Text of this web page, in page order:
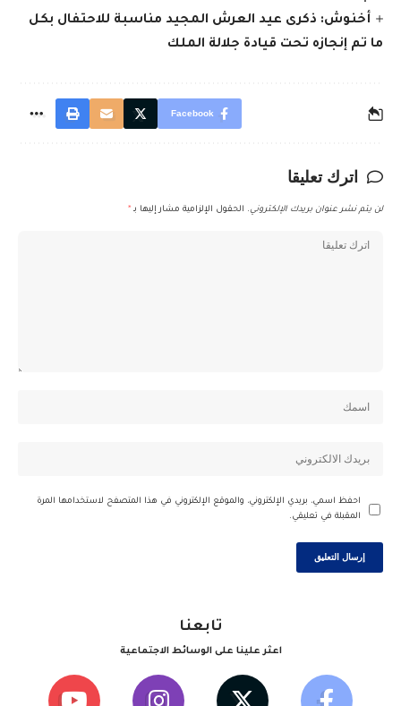
أخنوش: ذكرى عيد العرش المجيد مناسبة للاحتفال بكل
ما تم إنجازه تحت قيادة جلالة الملك
Facebook
اترك تعليقا
لن يتم نشر عنوان بريدك الإلكتروني. الحقول الإلزامية مشار إليها بـ *
احفظ اسمي، بريدي الإلكتروني، والموقع الإلكتروني في هذا المتصفح لاستخدامها المرة
المقبلة في تعليقي.
تابعنا
اعثر علينا على الوسائط الاجتماعية